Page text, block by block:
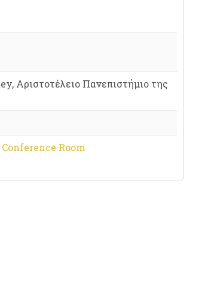
Αριστοτέλειο Πανεπιστήμιο της
Room